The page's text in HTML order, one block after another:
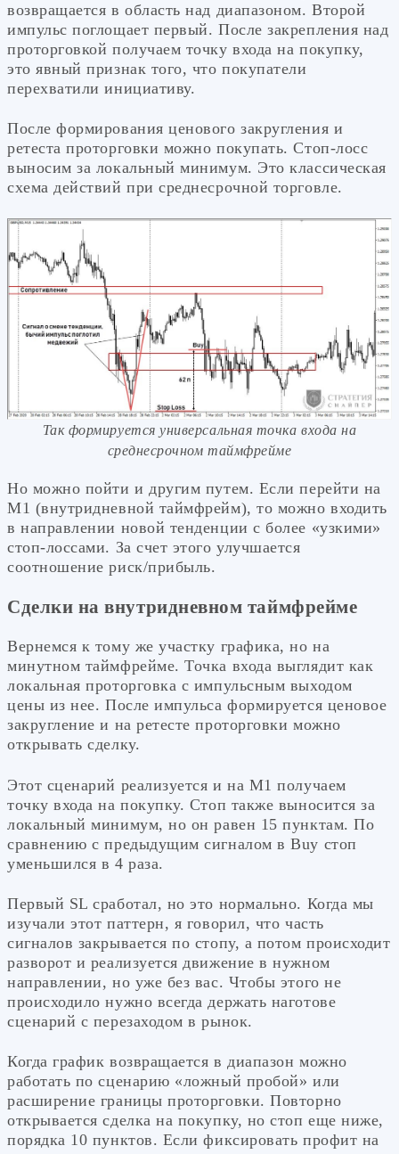
возвращается в область над диапазоном. Второй
импульс поглощает первый. После закрепления над
проторговкой получаем точку входа на покупку,
это явный признак того, что покупатели
перехватили инициативу.
После формирования ценового закругления и
ретеста проторговки можно покупать. Стоп-лосс
выносим за локальный минимум. Это классическая
схема действий при среднесрочной торговле.
Так формируется универсальная точка входа на
среднесрочном таймфрейме
Но можно пойти и другим путем. Если перейти на
М1 (внутридневной таймфрейм), то можно входить
в направлении новой тенденции с более «узкими»
стоп-лоссами. За счет этого улучшается
соотношение риск/прибыль.
Сделки на внутридневном таймфрейме
Вернемся к тому же участку графика, но на
минутном таймфрейме. Точка входа выглядит как
локальная проторговка с импульсным выходом
цены из нее. После импульса формируется ценовое
закругление и на ретесте проторговки можно
открывать сделку.
Этот сценарий реализуется и на М1 получаем
точку входа на покупку. Стоп также выносится за
локальный минимум, но он равен 15 пунктам. По
сравнению с предыдущим сигналом в Buy стоп
уменьшился в 4 раза.
Первый SL сработал, но это нормально. Когда мы
изучали этот паттерн, я говорил, что часть
сигналов закрывается по стопу, а потом происходит
разворот и реализуется движение в нужном
направлении, но уже без вас. Чтобы этого не
происходило нужно всегда держать наготове
сценарий с перезаходом в рынок.
Когда график возвращается в диапазон можно
работать по сценарию «ложный пробой» или
расширение границы проторговки. Повторно
открывается сделка на покупку, но стоп еще ниже,
порядка 10 пунктов. Если фиксировать профит на